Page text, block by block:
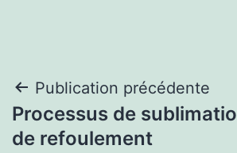
Navigation
de
Publication précédente
Processus de
de refoulement